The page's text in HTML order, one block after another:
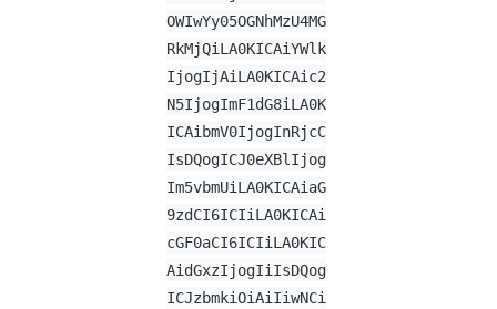
OWIwYy05OGNhMzU4MG
RkMjQiLA0KICAiYWlk
IjogIjAiLA0KICAic2
N5IjogImF1dG8iLA0K
ICAibmV0IjogInRjcC
IsDQogICJ0eXBlIjog
Im5vbmUiLA0KICAiaG
9zdCI6ICIiLA0KICAi
cGF0aCI6ICIiLA0KIC
AidGxzIjogIiIsDQog
ICJzbmkiOiAiIiwNCi